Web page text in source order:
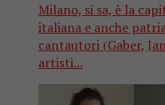
Milano, si sa, è la
italiana e anche
cantautori (Gaber,
artisti...